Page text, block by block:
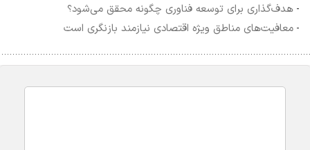
- هدف‌گذاری برای توسعه فناوری چگونه محقق می‌شود؟
- معافیت‌های مناطق ویژه اقتصادی نیازمند بازنگری است